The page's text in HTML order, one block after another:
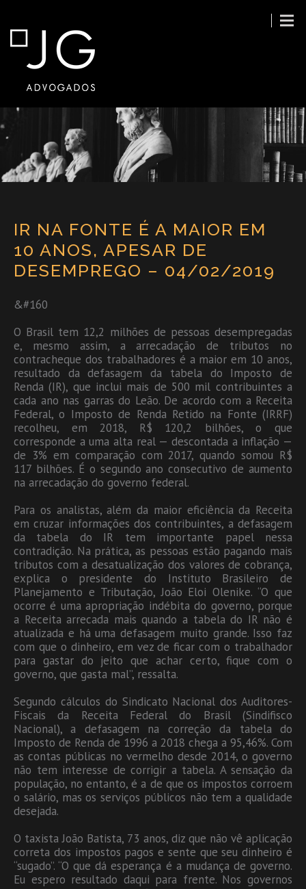
IR NA FONTE É A MAIOR EM
10 ANOS, APESAR DE
DESEMPREGO – 04/02/2019
&#160
O Brasil tem 12,2 milhões de pessoas desempregadas
e, mesmo assim, a arrecadação de tributos no
contracheque dos trabalhadores é a maior em 10 anos,
resultado da defasagem da tabela do Imposto de
Renda (IR), que inclui mais de 500 mil contribuintes a
cada ano nas garras do Leão. De acordo com a Receita
Federal, o Imposto de Renda Retido na Fonte (IRRF)
recolheu, em 2018, R$ 120,2 bilhões, o que
corresponde a uma alta real — descontada a inflação —
de 3% em comparação com 2017, quando somou R$
117 bilhões. É o segundo ano consecutivo de aumento
na arrecadação do governo federal.
Para os analistas, além da maior eficiência da Receita
em cruzar informações dos contribuintes, a defasagem
da tabela do IR tem importante papel nessa
contradição. Na prática, as pessoas estão pagando mais
tributos com a desatualização dos valores de cobrança,
explica o presidente do Instituto Brasileiro de
Planejamento e Tributação, João Eloi Olenike. “O que
ocorre é uma apropriação indébita do governo, porque
a Receita arrecada mais quando a tabela do IR não é
atualizada e há uma defasagem muito grande. Isso faz
com que o dinheiro, em vez de ficar com o trabalhador
para gastar do jeito que achar certo, fique com o
governo, que gasta mal”, ressalta.
Segundo cálculos do Sindicato Nacional dos Auditores-
Fiscais da Receita Federal do Brasil (Sindifisco
Nacional), a defasagem na correção da tabela do
Imposto de Renda de 1996 a 2018 chega a 95,46%. Com
as contas públicas no vermelho desde 2014, o governo
não tem interesse de corrigir a tabela. A sensação da
população, no entanto, é a de que os impostos corroem
o salário, mas os serviços públicos não tem a qualidade
desejada.
O taxista João Batista, 73 anos, diz que não vê aplicação
correta dos impostos pagos e sente que seu dinheiro é
“sugado”. “O que dá esperança é a mudança de governo.
Eu espero resultado daqui para frente. Nos governos